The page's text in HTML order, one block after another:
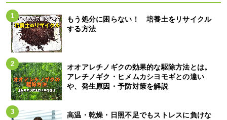
もう処分に困らない！ 培養土をリサイクル
する方法
オオアレチノギクの効果的な駆除方法とは。
アレチノギク・ヒメムカシヨモギとの違い
や、発生原因・予防対策を解説
高温・乾燥・日照不足でもストレスに負けな